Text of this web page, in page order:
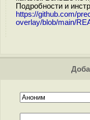
Подробности и
https://github.com/
overlay/blob/main/